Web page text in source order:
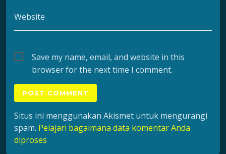
Website
Save my name, email, and website in this
browser for the next time I comment.
Situs ini menggunakan Akismet untuk mengurangi
spam. Pelajari bagaimana data komentar Anda
diproses